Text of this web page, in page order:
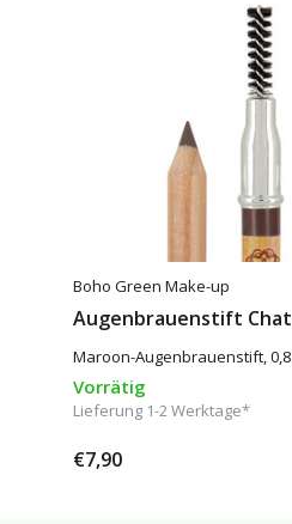
Boho Green Make-up
Augenbrauenstift
Maroon-Augenbrauenstift,
Vorrätig
Lieferung 1-2 Werktage*
€7,90